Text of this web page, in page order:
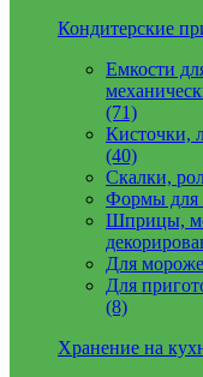
Кондитерские
Емкости
(71)
Кисточки,
(40)
Скалки,
Формы для
Шприцы,
Для
Для
(8)
Хранение на